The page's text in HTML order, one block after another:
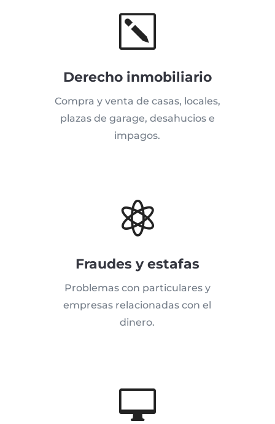
k
Derecho inmobiliario
Compra y venta de casas, locales,
plazas de garage, desahucios e
impagos.

Fraudes y estafas
Problemas con particulares y
empresas relacionadas con el
dinero.
